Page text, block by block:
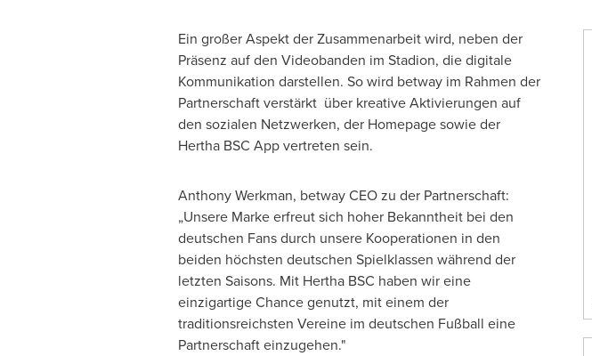
Ein großer Aspekt der Zusammenarbeit wird, neben der
Präsenz auf den Videobanden im Stadion, die digitale
Kommunikation darstellen. So wird betway im Rahmen der
Partnerschaft verstärkt über kreative Aktivierungen auf
den sozialen Netzwerken, der Homepage sowie der
Hertha BSC App vertreten sein.
Anthony Werkman, betway CEO zu der Partnerschaft:
„Unsere Marke erfreut sich hoher Bekanntheit bei den
deutschen Fans durch unsere Kooperationen in den
beiden höchsten deutschen Spielklassen während der
letzten Saisons. Mit Hertha BSC haben wir eine
einzigartige Chance genutzt, mit einem der
traditionsreichsten Vereine im deutschen Fußball eine
Partnerschaft einzugehen."